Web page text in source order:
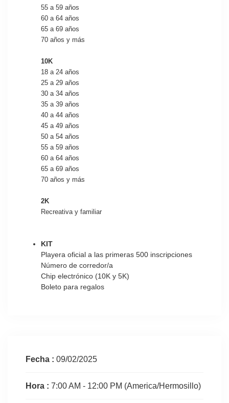
55 a 59 años
60 a 64 años
65 a 69 años
70 años y más
10K
18 a 24 años
25 a 29 años
30 a 34 años
35 a 39 años
40 a 44 años
45 a 49 años
50 a 54 años
55 a 59 años
60 a 64 años
65 a 69 años
70 años y más
2K
Recreativa y familiar
KIT
Playera oficial a las primeras 500 inscripciones
Número de corredor/a
Chip electrónico (10K y 5K)
Boleto para regalos
Fecha : 09/02/2025
Hora : 7:00 AM - 12:00 PM (America/Hermosillo)